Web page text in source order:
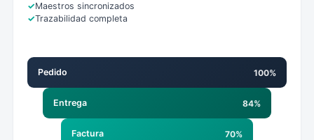
Maestros sincronizados
Trazabilidad completa
Pedido 100%
Entrega 84%
Factura 70%